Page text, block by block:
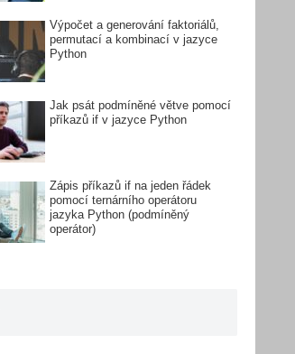
Výpočet a generování faktoriálů,
permutací a kombinací v jazyce
Python
Jak psát podmíněné větve pomocí
příkazů if v jazyce Python
Zápis příkazů if na jeden řádek
pomocí ternárního operátoru
jazyka Python (podmíněný
operátor)